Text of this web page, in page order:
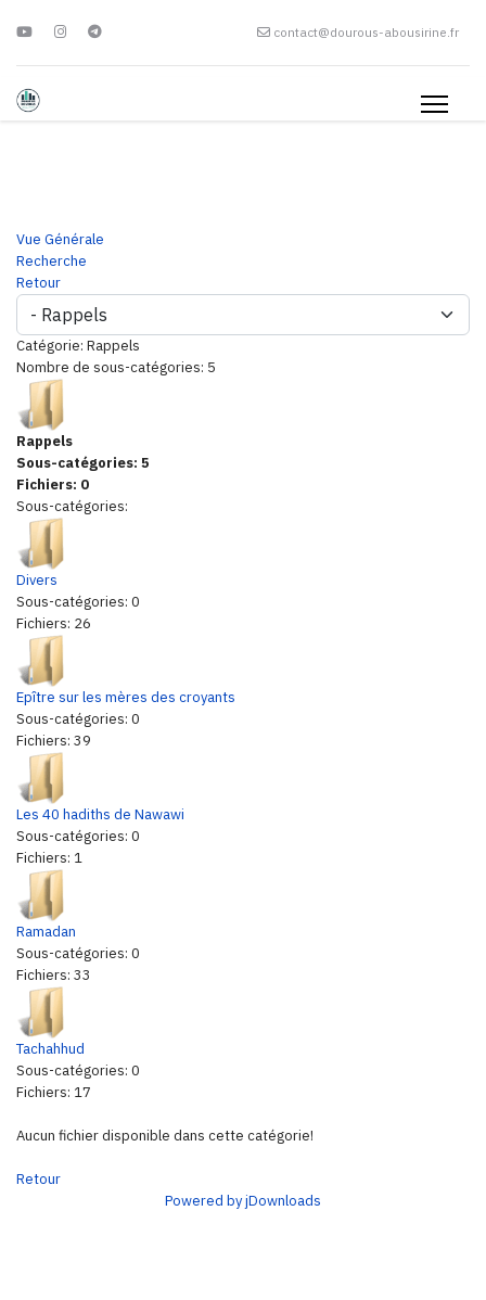
contact@dourous-abousirine.fr
Vue Générale
Recherche
Retour
Catégorie: Rappels
Nombre de sous-catégories: 5
Rappels
Sous-catégories: 5
Fichiers: 0
Sous-catégories:
Divers
Sous-catégories: 0
Fichiers: 26
Epître sur les mères des croyants
Sous-catégories: 0
Fichiers: 39
Les 40 hadiths de Nawawi
Sous-catégories: 0
Fichiers: 1
Ramadan
Sous-catégories: 0
Fichiers: 33
Tachahhud
Sous-catégories: 0
Fichiers: 17
Aucun fichier disponible dans cette catégorie!
Retour
Powered by jDownloads